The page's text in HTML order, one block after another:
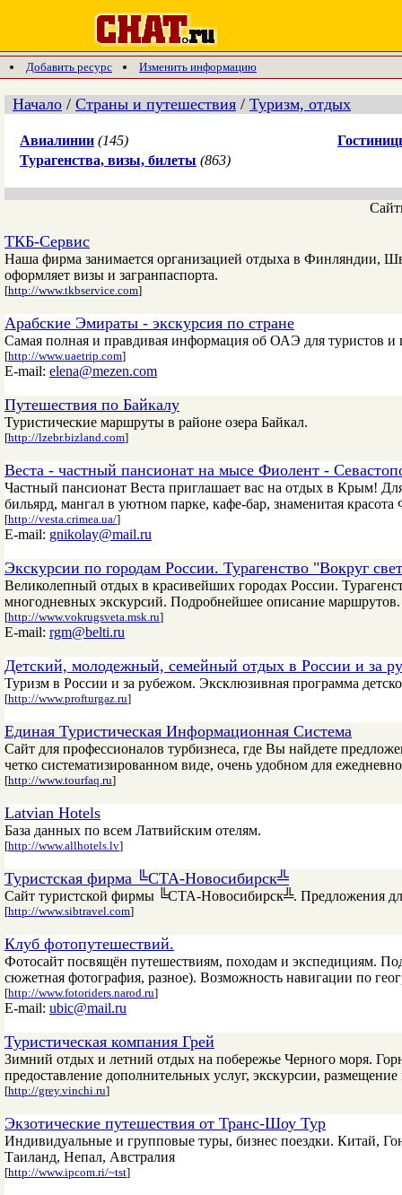
Добавить ресурс Изменить информацию
Начало / Страны и путешествия / Туризм, отдых
Авиалинии (145)
Турагенства, визы, билеты (863)
ТКБ-Сервис
Наша фирма занимается организацией отдыха в Финляндии,
оформляет визы и загранпаспорта.
[http://www.tkbservice.com]
Арабские Эмираты - экскурсия по стране
Самая полная и правдивая информация об ОАЭ для туристов
[http://www.uaetrip.com]
E-mail: elena@mezen.com
Путешествия по Байкалу
Туристические маршруты в районе озера Байкал.
[http://lzebr.bizland.com]
Веста - частный пансионат на мысе Фиолент -
Частный пансионат Веста приглашает вас на отдых в Крым!
бильярд, мангал в уютном парке, кафе-бар, знаменитая
[http://vesta.crimea.ua/]
E-mail: gnikolay@mail.ru
Экскурсии по городам России. Турагенство "Вокруг
Великолепный отдых в красивейших городах России.
многодневных экскурсий. Подробнейшее описание
[http://www.vokrugsveta.msk.ru]
E-mail: rgm@belti.ru
Детский, молодежный, семейный отдых в России и за
Туризм в России и за рубежом. Эксклюзивная программа
[http://www.profturgaz.ru]
Единая Туристическая Информационная Система
Сайт для профессионалов турбизнеса, где Вы найдете
четко систематизированном виде, очень удобном для
[http://www.tourfaq.ru]
Latvian Hotels
База данных по всем Латвийским отелям.
[http://www.allhotels.lv]
Туристская фирма ╚СТА-Новосибирск╩
Сайт туристской фирмы ╚СТА-Новосибирск╩. Предложения
[http://www.sibtravel.com]
Клуб фотопутешествий.
Фотосайт посвящён путешествиям, походам и экспедициям.
сюжетная фотография, разное). Возможность навигации по
[http://www.fotoriders.narod.ru]
E-mail: ubic@mail.ru
Туристическая компания Грей
Зимний отдых и летний отдых на побережье Черного моря.
предоставление дополнительных услуг, экскурсии,
[http://grey.vinchi.ru]
Экзотические путешествия от Транс-Шоу Тур
Индивидуальные и групповые туры, бизнес поездки. Китай,
Таиланд, Непал, Австралия
[http://www.ipcom.ri/~tst]